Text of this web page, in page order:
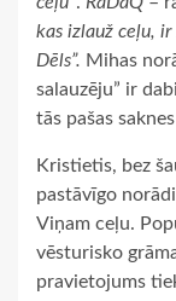
kas izlauž ceļu,
Dēls”. Mihas
salauzēju” ir
tās pašas
Kristietis, bez
pastāvīgo
Viņam ceļu.
vēsturisko
pravietojums